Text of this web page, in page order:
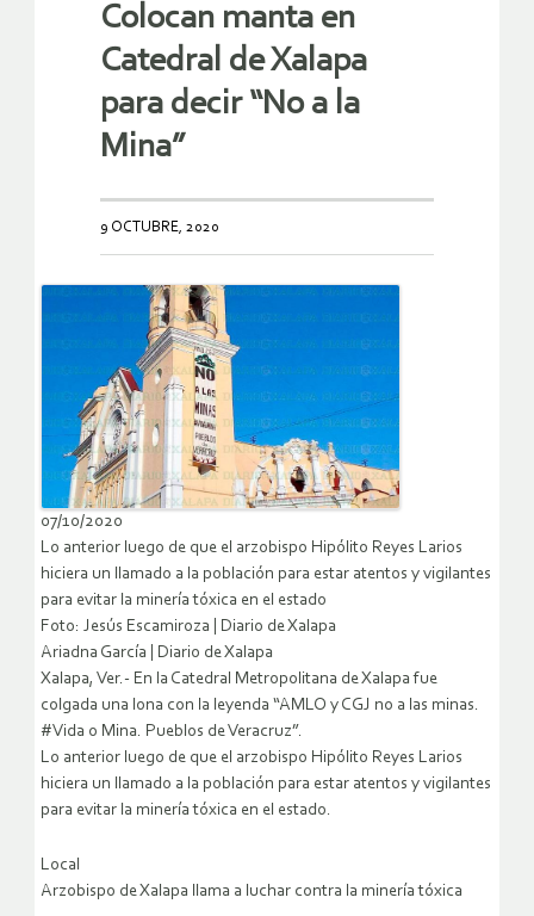
Colocan manta en
Catedral de Xalapa
para decir “No a la
Mina”
9 OCTUBRE, 2020
07/10/2020
Lo anterior luego de que el arzobispo Hipólito Reyes Larios
hiciera un llamado a la población para estar atentos y vigilantes
para evitar la minería tóxica en el estado
Foto: Jesús Escamiroza | Diario de Xalapa
Ariadna García | Diario de Xalapa
Xalapa, Ver.- En la Catedral Metropolitana de Xalapa fue
colgada una lona con la leyenda “AMLO y CGJ no a las minas.
#Vida o Mina. Pueblos de Veracruz”.
Lo anterior luego de que el arzobispo Hipólito Reyes Larios
hiciera un llamado a la población para estar atentos y vigilantes
para evitar la minería tóxica en el estado.
Local
Arzobispo de Xalapa llama a luchar contra la minería tóxica